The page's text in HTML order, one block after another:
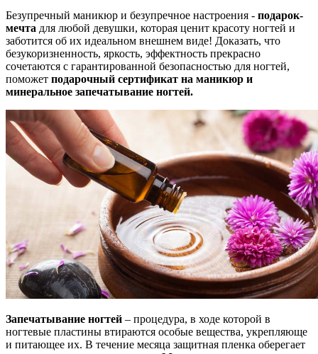
Безупречный маникюр и безупречное настроения - подарок-
мечта для любой девушки, которая ценит красоту ногтей и
заботится об их идеальном внешнем виде! Доказать, что
безукоризненность, яркость, эффектность прекрасно
сочетаются с гарантированной безопасностью для ногтей,
поможет подарочный сертификат на маникюр и
минеральное запечатывание ногтей.
Запечатывание ногтей – процедура, в ходе которой в
ногтевые пластины втираются особые вещества, укрепляюще
и питающее их. В течение месяца защитная пленка оберегает